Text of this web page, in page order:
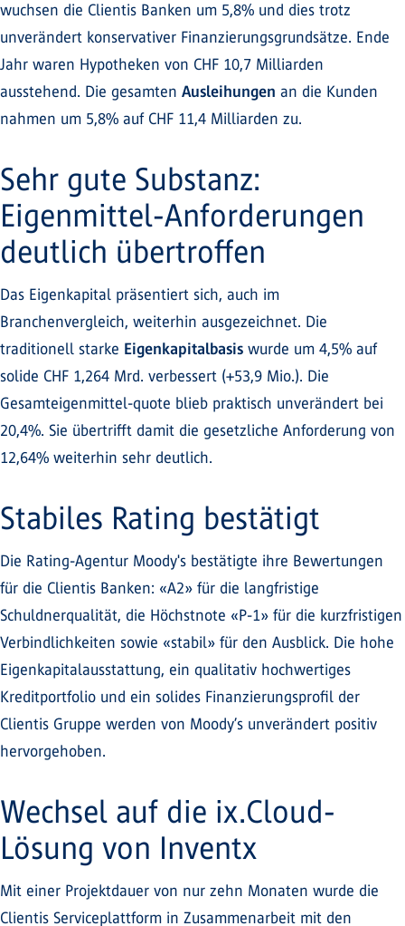
wuchsen die Clientis Banken um 5,8% und dies trotz
unverändert konservativer Finanzierungsgrundsätze. Ende
Jahr waren Hypotheken von CHF 10,7 Milliarden
ausstehend. Die gesamten Ausleihungen an die Kunden
nahmen um 5,8% auf CHF 11,4 Milliarden zu.
Sehr gute Substanz:
Eigenmittel-Anforderungen
deutlich übertroffen
Das Eigenkapital präsentiert sich, auch im
Branchenvergleich, weiterhin ausgezeichnet. Die
traditionell starke Eigenkapitalbasis wurde um 4,5% auf
solide CHF 1,264 Mrd. verbessert (+53,9 Mio.). Die
Gesamteigenmittel-quote blieb praktisch unverändert bei
20,4%. Sie übertrifft damit die gesetzliche Anforderung von
12,64% weiterhin sehr deutlich.
Stabiles Rating bestätigt
Die Rating-Agentur Moody's bestätigte ihre Bewertungen
für die Clientis Banken: «A2» für die langfristige
Schuldnerqualität, die Höchstnote «P-1» für die kurzfristigen
Verbindlichkeiten sowie «stabil» für den Ausblick. Die hohe
Eigenkapitalausstattung, ein qualitativ hochwertiges
Kreditportfolio und ein solides Finanzierungsprofil der
Clientis Gruppe werden von Moody’s unverändert positiv
hervorgehoben.
Wechsel auf die ix.Cloud-
Lösung von Inventx
Mit einer Projektdauer von nur zehn Monaten wurde die
Clientis Serviceplattform in Zusammenarbeit mit den